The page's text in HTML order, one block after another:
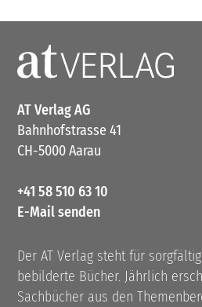
AT Verlag AG
Bahnhofstrasse 41
CH-5000 Aarau
+41 58 510 63 10
E-Mail senden
Der AT Verlag steht für
bebilderte Bücher. Jährlich
Sachbücher aus den